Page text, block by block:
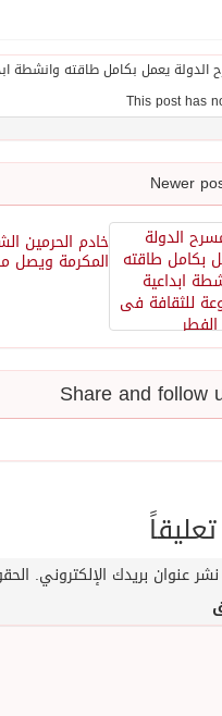
خادم الحرمين
المكرمة ويصل
عنوان بريدك الإلكتروني.